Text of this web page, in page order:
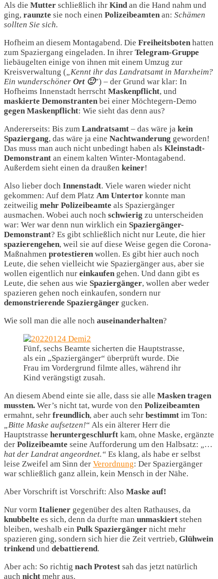
Als die Mutter schließlich ihr Kindan die Hand nahm und
ging, raunzte sie noch einen Polizeibeamten an: Schämen
sollten Sie sich.
Hofheim an diesem Montagabend. Die Freiheitsboten hatten
zum Spaziergang eingeladen. In ihrer Telegram-Gruppe
liebäugelten einige von ihnen mit einem Umzug zur
Kreisverwaltung („Kennt ihr das Landratsamt in Marxheim?
Ein wunderschöner Ort 🙂”) – der Grund war klar: In
Hofheims Innenstadt herrscht Maskenpflicht, und
maskierte Demonstranten bei einer Möchtegern-Demo
gegen Maskenpflicht: Wie sieht das denn aus?
Andererseits: Bis zum Landratsamt – das wäre ja kein
Spaziergang, das wäre ja eine Nachtwanderung geworden!
Das muss man auch nicht unbedingt haben als Kleinstadt-
Demonstrant an einem kalten Winter-Montagabend.
Außerdem sieht einen da draußen keiner!
Also lieber doch Innenstadt. Viele waren wieder nicht
gekommen: Auf dem Platz Am Untertor konnte man
zeitweilig mehr Polizeibeamte als Spaziergänger
ausmachen. Wobei auch noch schwierig zu unterscheiden
war: Wer war denn nun wirklich ein Spaziergänger-
Demonstrant? Es gibt schließlich nicht nur Leute, die hier
spazierengehen, weil sie auf diese Weise gegen die Corona-
Maßnahmen protestieren wollen. Es gibt hier auch noch
Leute, die sehen vielleicht wie Spaziergänger aus, aber sie
wollen eigentlich nur einkaufen gehen. Und dann gibt es
Leute, die sehen aus wie Spaziergänger, wollen aber weder
spazieren gehen noch einkaufen, sondern nur
demonstrierende Spaziergänger gucken.
Wie soll man die alle noch auseinanderhalten?
Fünf, sechs Beamte sicherten die Hauptstrasse,
als ein „Spaziergänger“ überprüft wurde. Die
Frau im Vordergrund filmte alles, während ihr
Kind verängstigt zusah.
An diesem Abend einte sie alle, dass sie alle Masken tragen
mussten. Wer’s nicht tat, wurde von den Polizeibeamten
ermahnt, sehr freundlich, aber auch sehr bestimmt im Ton:
„Bitte Maske aufsetzen!“ Als ein älterer Herr die
Hauptstrasse heruntergeschlurft kam, ohne Maske, ergänzte
der Polizeibeamte seine Aufforderung um den Halbsatz: „…
hat der Landrat angeordnet.“ Es klang, als habe er selbst
leise Zweifel am Sinn der Verordnung: Der Spaziergänger
war schließlich ganz allein, kein Mensch in der Nähe.
Aber Vorschrift ist Vorschrift: Also Maske auf!
Nur vorm Italiener gegenüber des alten Rathauses, da
knubbelte es sich, denn da durfte man unmaskiert stehen
bleiben, weshalb ein Pulk Spaziergänger nicht mehr
spazieren ging, sondern sich hier die Zeit vertrieb, Glühwein
trinkendund debattierend.
Aber ach: So richtig nach Protest sah das jetzt natürlich
auch nicht mehr aus.